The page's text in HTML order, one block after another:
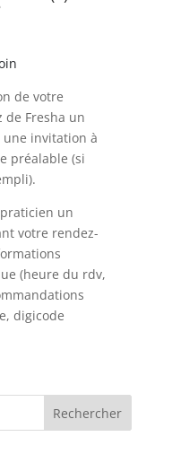
de votre
de Fresha un
invitation à
préalable (si
un
votre rendez-
(heure du rdv,
digicode